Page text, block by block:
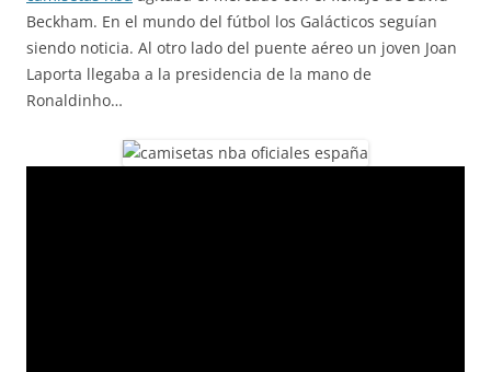
Beckham. En el mundo del fútbol los Galácticos seguían
siendo noticia. Al otro lado del puente aéreo un joven Joan
Laporta llegaba a la presidencia de la mano de
Ronaldinho…